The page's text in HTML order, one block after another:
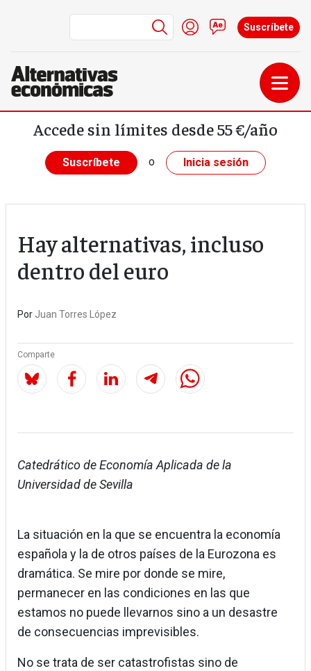
Pasar al contenido principal
Menú de cuenta de
Iniciar sesión
Contacto
Suscríbete
Accede sin límites desde 55 €/año
Suscríbete o Inicia sesión
Hay alternativas, incluso
dentro del euro
Por Juan Torres López
Comparte
Catedrático de Economía Aplicada de la
Universidad de Sevilla
La situación en la que se encuentra la economía
española y la de otros países de la Eurozona es
dramática. Se mire por donde se mire,
permanecer en las condiciones en las que
estamos no puede llevarnos sino a un desastre
de consecuencias imprevisibles.
No se trata de ser catastrofistas sino de